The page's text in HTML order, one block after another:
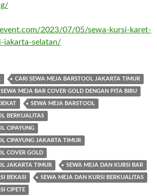
2023/07/05/sewa-kursi-karet-
jakarta-selatan/
CARI SEWA MEJA BARSTOOL JAKARTA TIMUR
SEWA MEJA BAR COVER GOLD DENGAN PITA BIRU
SEWA MEJA BARSTOOL
BERKUALITAS
CIPAYUNG
CIPAYUNG JAKARTA TIMUR
COVER GOLD
JAKARTA TIMUR SEWA MEJA DAN KURSI BAR
BEKASI SEWA MEJA DAN KURSI BERKUALITAS
CIPETE